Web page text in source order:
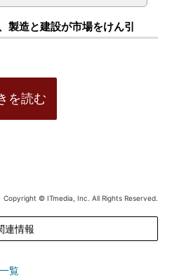
製造と建設が市場をけん引
を読む
Copyright © ITmedia, Inc. All Rights Reserved.
連情報
覧